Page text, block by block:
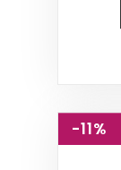
-11%